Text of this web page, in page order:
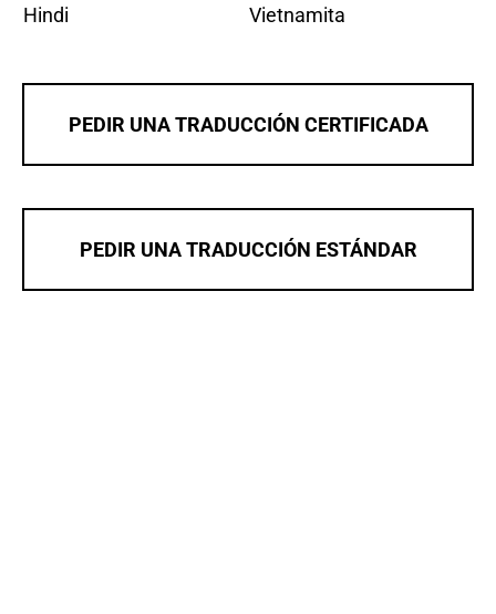
Hindi
Vietnamita
PEDIR UNA TRADUCCIÓN CERTIFICADA
PEDIR UNA TRADUCCIÓN ESTÁNDAR